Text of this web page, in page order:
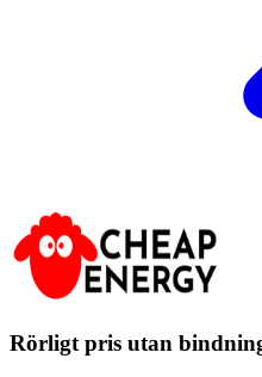
Rörligt pris utan